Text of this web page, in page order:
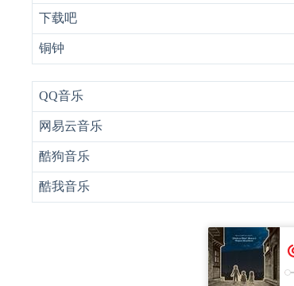
下载吧
铜钟
QQ音乐
网易云音乐
酷狗音乐
酷我音乐